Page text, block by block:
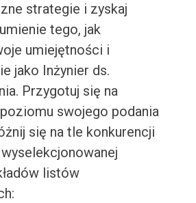
strategie i zyskaj
tego, jak
umiejętności i
jako Inżynier ds.
Przygotuj się na
swojego podania
się na tle konkurencji
listów